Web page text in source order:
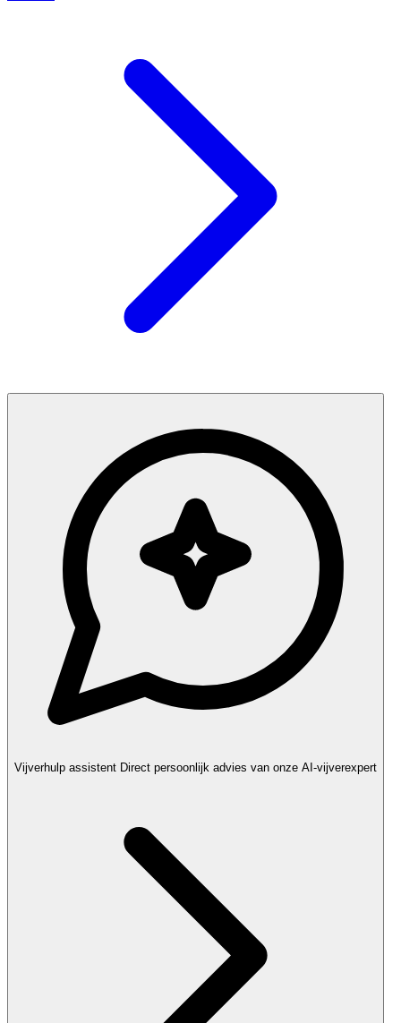
Vijverhulp assistent Direct persoonlijk advies van onze AI-vijverexpert